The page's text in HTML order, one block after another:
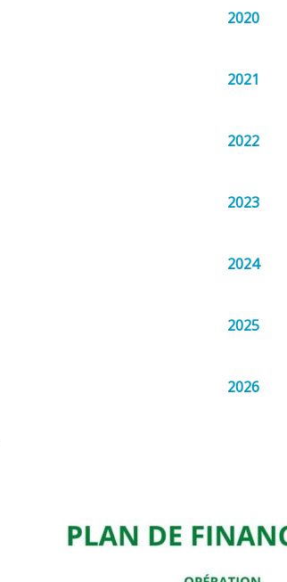
2020
2021
2022
2023
2024
2025
2026